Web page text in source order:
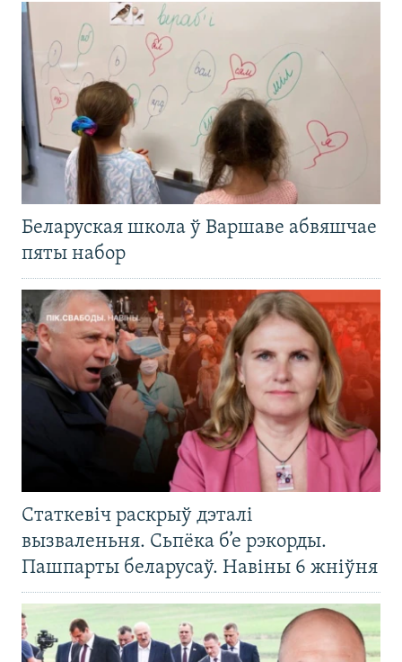
Беларуская школа ў Варшаве абвяшчае
пяты набор
Статкевіч раскрыў дэталі
вызваленьня. Сьпёка б’е рэкорды.
Пашпарты беларусаў. Навіны 6 жніўня